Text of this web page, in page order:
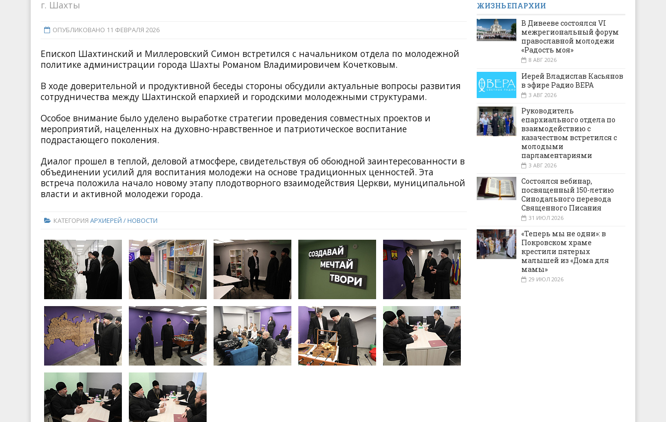
г. Шахты
ОПУБЛИКОВАНО 11 ФЕВРАЛЯ 2026
Епископ Шахтинский и Миллеровский Симон встретился с начальником отдела по молодежной
политике администрации города Шахты Романом Владимировичем Кочетковым.
В ходе доверительной и продуктивной беседы стороны обсудили актуальные вопросы развития
сотрудничества между Шахтинской епархией и городскими молодежными структурами.
Особое внимание было уделено выработке стратегии проведения совместных проектов и
мероприятий, нацеленных на духовно-нравственное и патриотическое воспитание
подрастающего поколения.
Диалог прошел в теплой, деловой атмосфере, свидетельствуя об обоюдной заинтересованности в
объединении усилий для воспитания молодежи на основе традиционных ценностей. Эта
встреча положила начало новому этапу плодотворного взаимодействия Церкви, муниципальной
власти и активной молодежи города.
КАТЕГОРИЯ АРХИЕРЕЙ / НОВОСТИ
ЖИЗНЬ ЕПАРХИИ
В Дивееве состоялся VI
межрегиональный форум
православной молодежи
«Радость моя»
8 АВГ 2026
Иерей Владислав Касьянов
в эфире Радио ВЕРА
3 АВГ 2026
Руководитель
епархиального отдела по
взаимодействию с
казачеством встретился с
молодыми
парламентариями
3 АВГ 2026
Состоялся вебинар,
посвященный 150-летию
Синодального перевода
Священного Писания
31 ИЮЛ 2026
«Теперь мы не одни»: в
Покровском храме
крестили пятерых
малышей из «Дома для
мамы»
29 ИЮЛ 2026